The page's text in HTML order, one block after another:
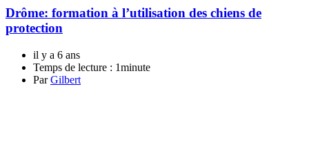
Drôme: formation à l’utilisation des chiens de
protection
il y a 6 ans
Temps de lecture : 1minute
ParGilbert